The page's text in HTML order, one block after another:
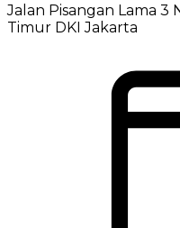
Jalan Pisangan Lama 3
Timur DKI Jakarta